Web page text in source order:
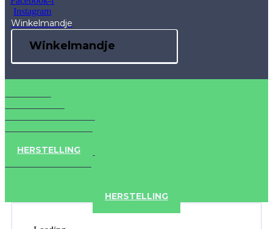
Instagram
Winkelmandje
Winkelmandje
HERSTELLING
HERSTELLING